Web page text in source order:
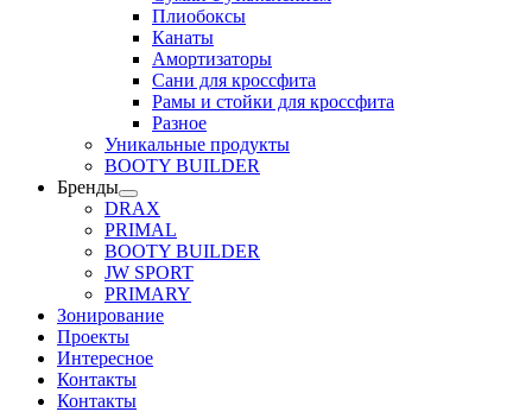
Плиобоксы
Канаты
Амортизаторы
Сани для кроссфита
Рамы и стойки для кроссфита
Разное
Уникальные продукты
BOOTY BUILDER
Бренды
DRAX
PRIMAL
BOOTY BUILDER
JW SPORT
PRIMARY
Зонирование
Проекты
Интересное
Контакты
Контакты